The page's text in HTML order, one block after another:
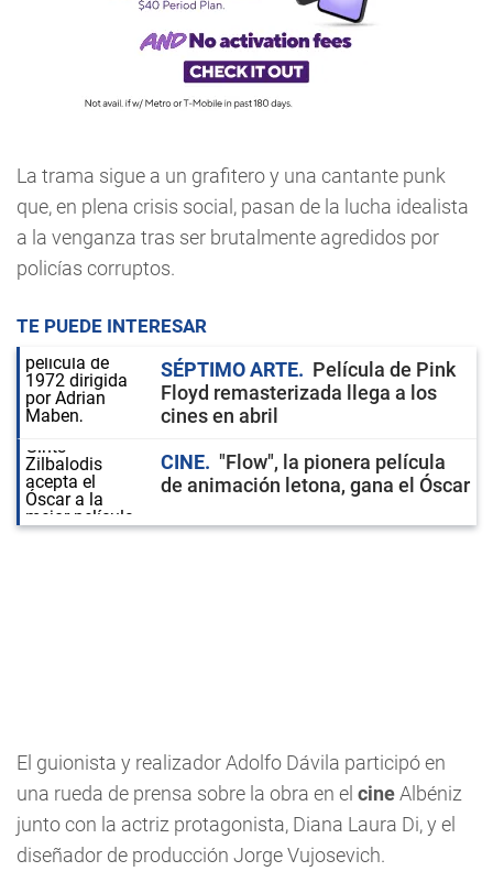
La trama sigue a un grafitero y una cantante punk
que, en plena crisis social, pasan de la lucha idealista
a la venganza tras ser brutalmente agredidos por
policías corruptos.
TE PUEDE INTERESAR
SÉPTIMO ARTE
Película de Pink
Floyd remasterizada llega a los
cines en abril
CINE
"Flow", la pionera película
de animación letona, gana el Óscar
El guionista y realizador Adolfo Dávila participó en
una rueda de prensa sobre la obra en el cineAlbéniz
junto con la actriz protagonista, Diana Laura Di, y el
diseñador de producción Jorge Vujosevich.